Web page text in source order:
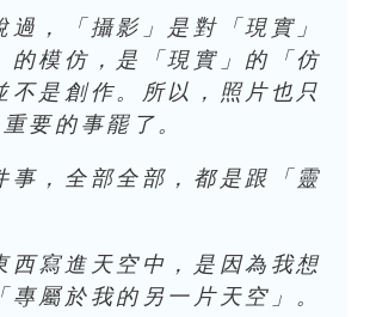
過，「攝影」是對「現實」
的模仿，是「現實」的「仿
不是創作。所以，照片也只
要的事罷了。
事，全部全部，都是跟「靈
西寫進天空中，是因為我想
專屬於我的另一片天空」。